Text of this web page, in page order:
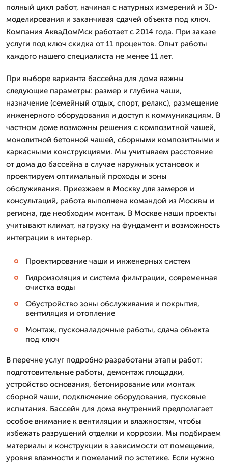
полный цикл работ, начиная с натурных измерений и 3D-
моделирования и заканчивая сдачей объекта под ключ.
Компания АкваДомМск работает с 2014 года. При заказе
услуги под ключ скидка от 11 процентов. Опыт работы
каждого нашего специалиста не менее 11 лет.
При выборе варианта бассейна для дома важны
следующие параметры: размер и глубина чаши,
назначение (семейный отдых, спорт, релакс), размещение
инженерного оборудования и доступ к коммуникациям. В
частном доме возможны решения с композитной чашей,
монолитной бетонной чашей, сборными композитными и
каркасными конструкциями. Мы учитываем расстояние
от дома до бассейна в случае наружных установок и
проектируем оптимальный проходы и зоны
обслуживания. Приезжаем в Москву для замеров и
консультаций, работа выполнена командой из Москвы и
региона, где необходим монтаж. В Москве наши проекты
учитывают климат, нагрузку на фундамент и возможность
интеграции в интерьер.
Проектирование чаши и инженерных систем
Гидроизоляция и система фильтрации, современная
очистка воды
Обустройство зоны обслуживания и покрытия,
вентиляция и отопление
Монтаж, пусконаладочные работы, сдача объекта
под ключ
В перечне услуг подробно разработаны этапы работ:
подготовительные работы, демонтаж площадки,
устройство основания, бетонирование или монтаж
сборной чаши, подключение оборудования, пусковые
испытания. Бассейн для дома внутренний предполагает
особое внимание к вентиляции и влажностям, чтобы
избежать разрушений отделки и коррозии. Мы подбираем
материалы и конструкции в зависимости от помещения,
уровня влажности и пожеланий по эстетике. Если нужно